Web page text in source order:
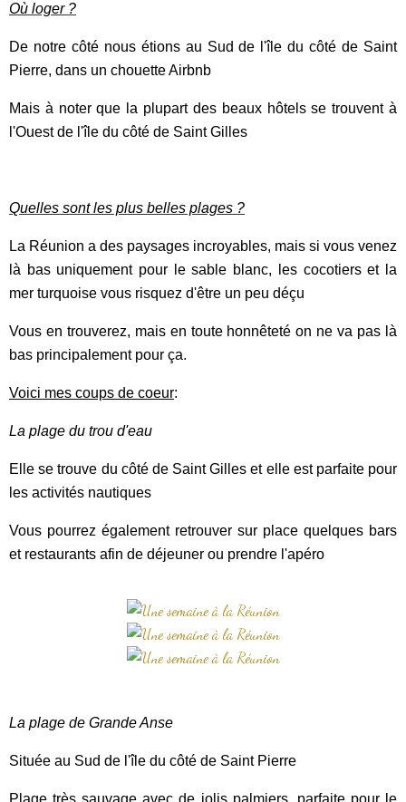
Où loger ?
De notre côté nous étions au Sud de l'île du côté de Saint
Pierre, dans un chouette Airbnb
Mais à noter que la plupart des beaux hôtels se trouvent à
l'Ouest de l'île du côté de Saint Gilles
Quelles sont les plus belles plages ?
La Réunion a des paysages incroyables, mais si vous venez
là bas uniquement pour le sable blanc, les cocotiers et la
mer turquoise vous risquez d'être un peu déçu
Vous en trouverez, mais en toute honnêteté on ne va pas là
bas principalement pour ça.
Voici mes coups de coeur:
La plage du trou d'eau
Elle se trouve du côté de Saint Gilles et elle est parfaite pour
les activités nautiques
Vous pourrez également retrouver sur place quelques bars
et restaurants afin de déjeuner ou prendre l'apéro
La plage de Grande Anse
Située au Sud de l'île du côté de Saint Pierre
Plage très sauvage avec de jolis palmiers, parfaite pour le